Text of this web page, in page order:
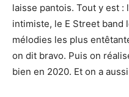
laisse pantois. Tout y est
intimiste, le E Street band
mélodies les plus
on dit bravo. Puis on
bien en 2020. Et on a